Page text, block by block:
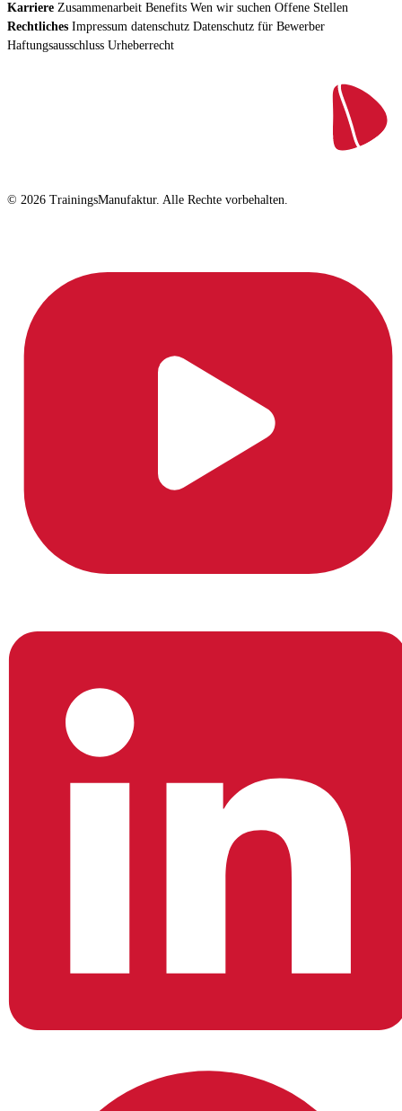
Karriere Zusammenarbeit Benefits Wen wir suchen Offene Stellen
Rechtliches Impressum datenschutz Datenschutz für Bewerber
Haftungsausschluss Urheberrecht
© 2026 TrainingsManufaktur. Alle Rechte vorbehalten.